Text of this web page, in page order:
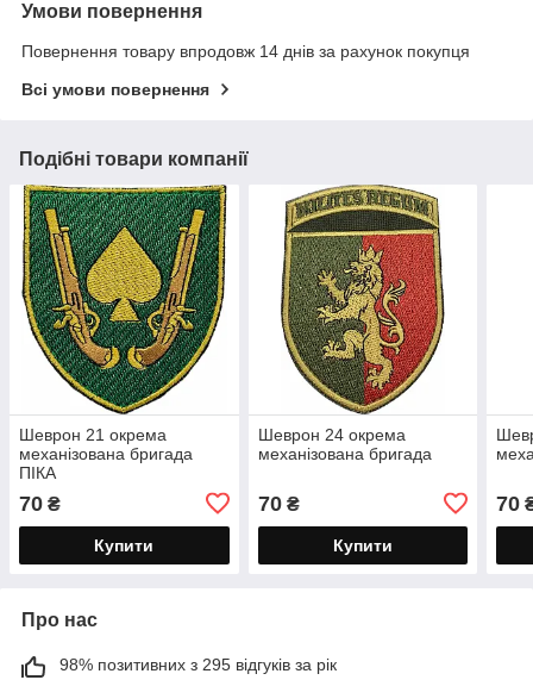
Умови повернення
Повернення товару впродовж 14 днів за рахунок покупця
Всі умови повернення
Подібні товари компанії
Шеврон 21 окрема
механізована бригада
ПІКА
70 ₴
Купити
Шеврон 24 окрема
механізована бригада
70₴
Купити
70
Про нас
98% позитивних з 295 відгуків за рік